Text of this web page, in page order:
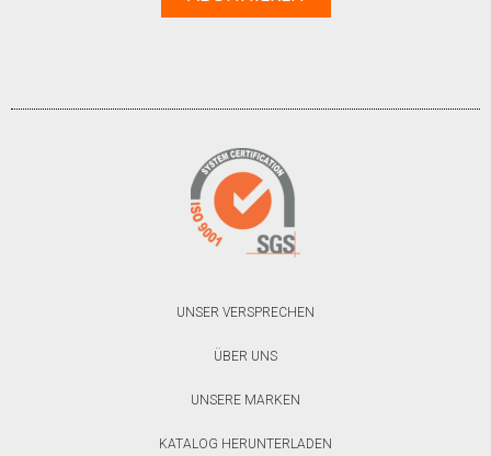
UNSER VERSPRECHEN
ÜBER UNS
UNSERE MARKEN
KATALOG HERUNTERLADEN